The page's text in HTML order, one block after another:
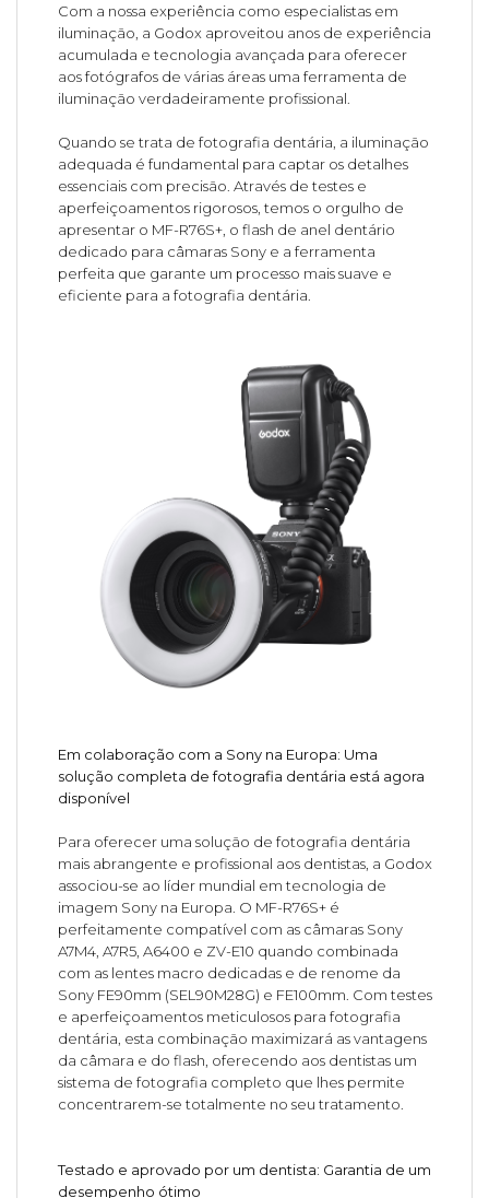
Com a nossa experiência como especialistas em
iluminação, a Godox aproveitou anos de experiência
acumulada e tecnologia avançada para oferecer
aos fotógrafos de várias áreas uma ferramenta de
iluminação verdadeiramente profissional.
Quando se trata de fotografia dentária, a iluminação
adequada é fundamental para captar os detalhes
essenciais com precisão. Através de testes e
aperfeiçoamentos rigorosos, temos o orgulho de
apresentar o MF-R76S+, o flash de anel dentário
dedicado para câmaras Sony e a ferramenta
perfeita que garante um processo mais suave e
eficiente para a fotografia dentária.
Em colaboração com a Sony na Europa: Uma
solução completa de fotografia dentária está agora
disponível
Para oferecer uma solução de fotografia dentária
mais abrangente e profissional aos dentistas, a Godox
associou-se ao líder mundial em tecnologia de
imagem Sony na Europa. O MF-R76S+ é
perfeitamente compatível com as câmaras Sony
A7M4, A7R5, A6400 e ZV-E10 quando combinada
com as lentes macro dedicadas e de renome da
Sony FE90mm (SEL90M28G) e FE100mm. Com testes
e aperfeiçoamentos meticulosos para fotografia
dentária, esta combinação maximizará as vantagens
da câmara e do flash, oferecendo aos dentistas um
sistema de fotografia completo que lhes permite
concentrarem-se totalmente no seu tratamento.
Testado e aprovado por um dentista: Garantia de um
desempenho ótimo